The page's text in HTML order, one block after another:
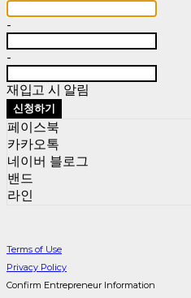
-
-
재입고 시 알림
신청하기
페이스북
카카오톡
네이버 블로그
밴드
라인
Terms of Use
Privacy Policy
Confirm Entrepreneur Information